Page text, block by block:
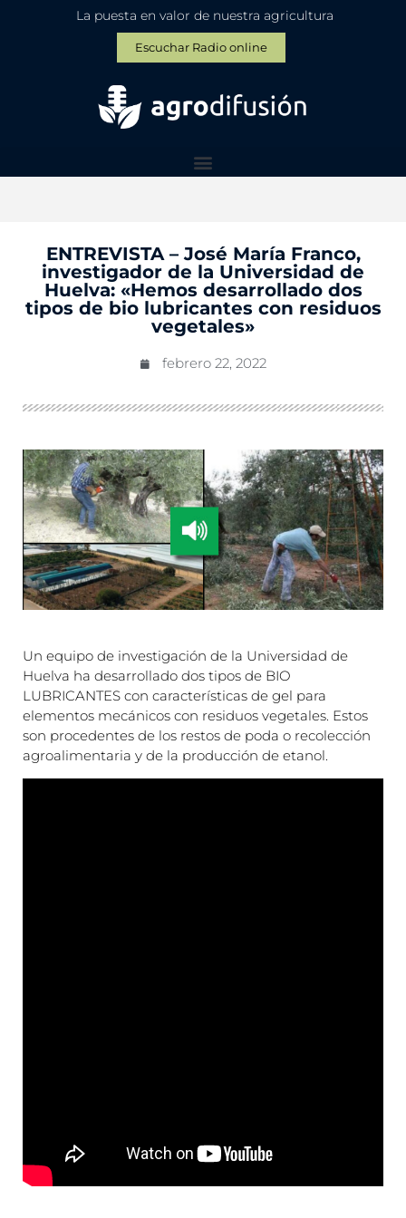
La puesta en valor de nuestra agricultura
Escuchar Radio online
ENTREVISTA – José María Franco,
investigador de la Universidad de
Huelva: «Hemos desarrollado dos
tipos de bio lubricantes con residuos
vegetales»
febrero 22, 2022
Un equipo de investigación de la Universidad de
Huelva ha desarrollado dos tipos de BIO
LUBRICANTES con características de gel para
elementos mecánicos con residuos vegetales. Estos
son procedentes de los restos de poda o recolección
agroalimentaria y de la producción de etanol.